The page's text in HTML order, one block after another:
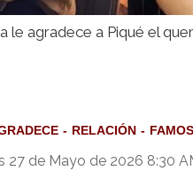
le agradece a Piqué el
RELACIÓN
27 de Mayo de 2026 8:30